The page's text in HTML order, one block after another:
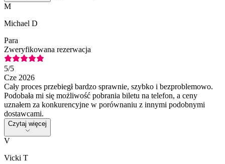
M
Michael D
Para
Zweryfikowana rezerwacja
5/5
Cze 2026
Cały proces przebiegł bardzo sprawnie, szybko i bezproblemowo.
Podobała mi się możliwość pobrania biletu na telefon, a ceny
uznałem za konkurencyjne w porównaniu z innymi podobnymi
dostawcami.
Czytaj więcej
V
Vicki T